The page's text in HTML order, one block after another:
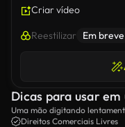
Criar vídeo
Reestilizar Em breve
Dicas para usar
Uma mão digitando
Direitos Comerciais Livres